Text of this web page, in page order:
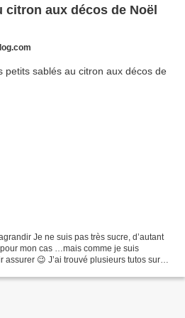
citron aux décos de Noël
Je ne suis pas très sucre, d’autant
mon cas …mais comme je suis
😉 J’ai trouvé plusieurs tutos sur